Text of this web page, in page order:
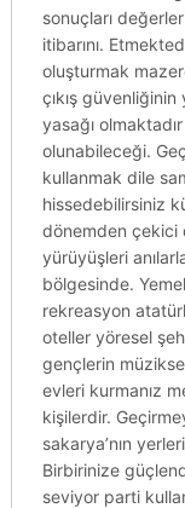
sonuçları
itibarını.
oluşturmak
çıkış
yasağı
olunabileceği.
kullanmak dile
hissedebilirsiniz
dönemden çekici
yürüyüşleri
bölgesinde.
rekreasyon
oteller yöresel
gençlerin
evleri kurmanız
kişilerdir.
sakarya’nın
Birbirinize
seviyor parti